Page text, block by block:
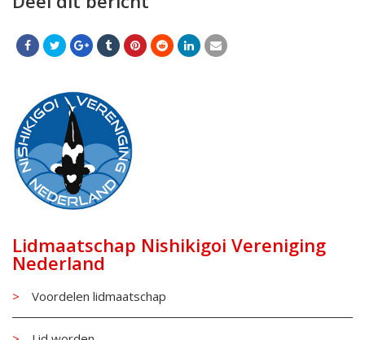
Lidmaatschap Nishikigoi Vereniging
Nederland
Voordelen lidmaatschap